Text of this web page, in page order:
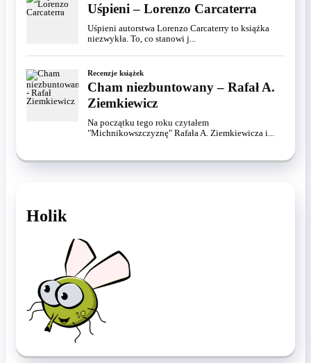
Uśpieni – Lorenzo Carcaterra
Uśpieni autorstwa Lorenzo Carcaterry to książka
niezwykła. To, co stanowi j...
Recenzje książek
Cham niezbuntowany – Rafał A.
Ziemkiewicz
Na początku tego roku czytałem
"Michnikowszczyznę" Rafała A. Ziemkiewicza i...
Holik